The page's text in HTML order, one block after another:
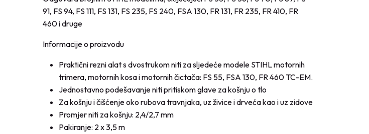
91, FS 94, FS 111, FS 131, FS 235, FS 240, FSA 130, FR 131, FR 235, FR 410, FR
460 i druge
Informacije o proizvodu
Praktični rezni alat s dvostrukom niti za sljedeće modele STIHL motornih
trimera, motornih kosa i motornih čictača: FS 55, FSA 130, FR 460 TC-EM.
Jednostavno podešavanje niti pritiskom glave za košnju o tlo
Za košnju i čišćenje oko rubova travnjaka, uz živice i drveća kao i uz zidove
Promjer niti za košnju: 2,4/2,7 mm
Pakiranje: 2 x 3,5 m